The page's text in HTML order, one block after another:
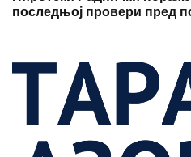
последњој провери пред